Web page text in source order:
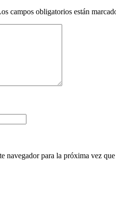
campos obligatorios están
navegador para la próxima vez